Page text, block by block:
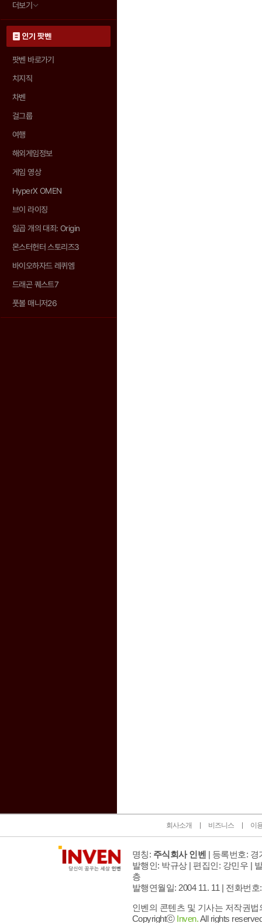
더보기
인기 팟벤
팟벤 바로가기
치지직
차벤
걸그룹
여행
해외게임정보
게임 영상
HyperX OMEN
브이 라이징
일곱 개의 대죄: Origin
몬스터헌터 스토리즈3
바이오하자드 레퀴엠
드래곤 퀘스트7
풋볼 매니저26
회사소개 비즈니스 이
명칭: 주식회사 인벤 | 등록번호: 경
발행인: 박규상 | 편집인: 강민우 |
층
발행연월일: 2004 11. 11 | 전화번호
인벤의 콘텐츠 및 기사는 저작권
Copyrightⓒ Inven.All rights